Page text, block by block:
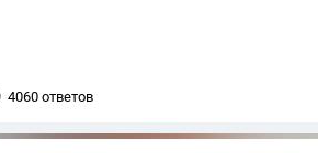
4060 ответов